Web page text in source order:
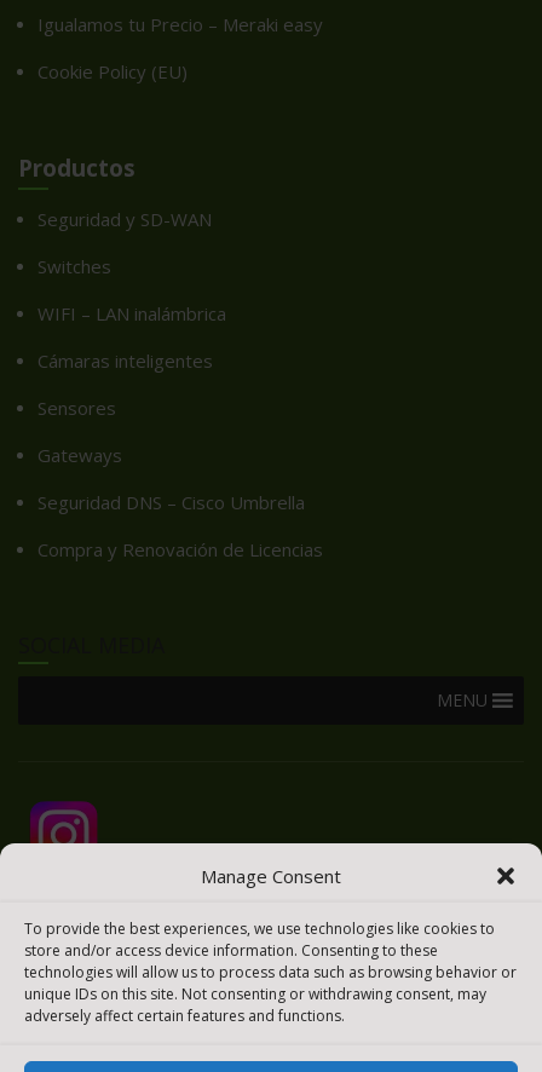
Manage Consent
To provide the best experiences, we use technologies like cookies to
store and/or access device information. Consenting to these
technologies will allow us to process data such as browsing behavior or
unique IDs on this site. Not consenting or withdrawing consent, may
adversely affect certain features and functions.
Igualamos tu Precio – Meraki easy
Cookie Policy (EU)
Productos
Seguridad y SD-WAN
Switches
WIFI – LAN inalámbrica
Cámaras inteligentes
Sensores
Gateways
Seguridad DNS – Cisco Umbrella
Compra y Renovación de Licencias
MENU